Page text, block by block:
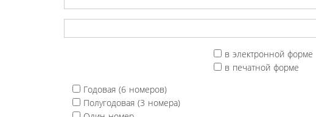
в электронной форме
в печатной форме
Годовая (6 номеров)
Полугодовая (3 номера)